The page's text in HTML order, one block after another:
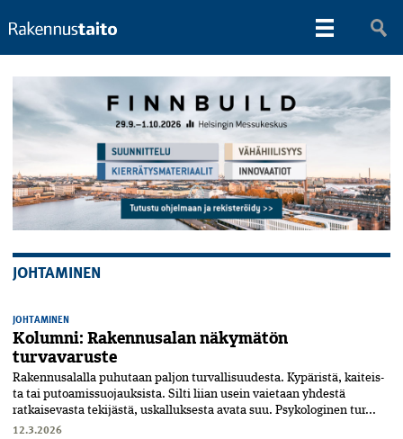
JOHTAMINEN
JOHTAMINEN
Kolumni: Rakennusalan näkymätön
turvavaruste
Rakennusalalla puhutaan paljon­ turvallisuudesta. Kypäristä, kaiteis­
ta tai putoamissuojauk­sista. Silti liian usein vaietaan yhdestä
ratkaisevasta tekijästä, uskalluksesta avata suu. Psykologinen tur...
12.3.2026